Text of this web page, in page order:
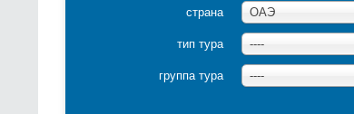
страна ОАЭ
тип тура ----
группа тура ----